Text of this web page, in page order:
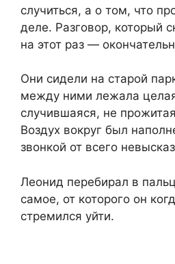
случиться, а о том, что
деле. Разговор, который
на этот раз —
Они сидели на старой
между ними лежала
случившаяся, не
Воздух вокруг был
звонкой от всего
Леонид перебирал в
самое, от которого он
стремился уйти.